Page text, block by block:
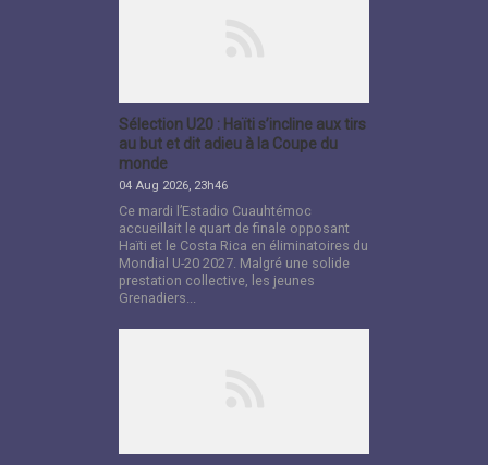
Sélection U20 : Haïti s’incline aux tirs
au but et dit adieu à la Coupe du
monde
04 Aug 2026, 23h46
Ce mardi l’Estadio Cuauhtémoc
accueillait le quart de finale opposant
Haïti et le Costa Rica en éliminatoires du
Mondial U-20 2027. Malgré une solide
prestation collective, les jeunes
Grenadiers...